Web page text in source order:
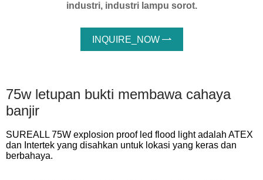
industri, industri lampu sorot.
INQUIRE_NOW 
75w letupan bukti membawa cahaya
banjir
SUREALL 75W explosion proof led flood light adalah ATEX
dan Intertek yang disahkan untuk lokasi yang keras dan
berbahaya.